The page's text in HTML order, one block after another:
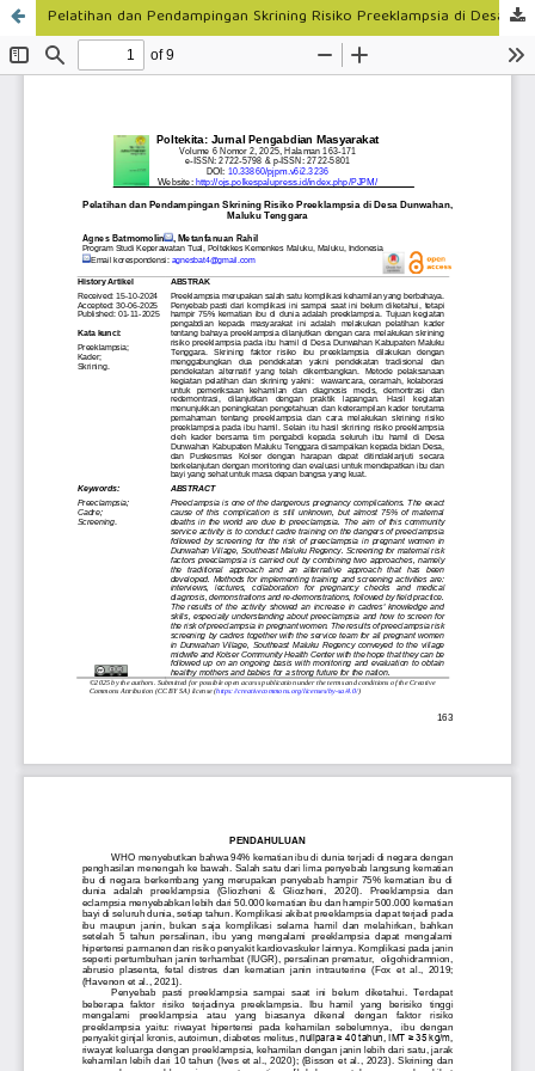
Pelatihan dan Pendampingan Skrining Risiko Preeklampsia di Desa Dunwahan, Maluku Tenggara